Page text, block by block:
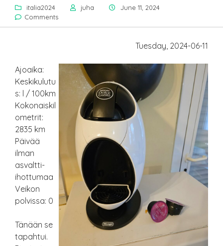
italia2024 juha
June 11, 2024
Comments
Tuesday, 2024-06-11
Ajoaika:
Keskikulutu
s: l / 100km
Kokonaiskil
ometrit:
2835 km
Päivää
ilman
asvaltti-
ihottumaa
Veikon
polvissa: 0
Tänään se
tapahtui.